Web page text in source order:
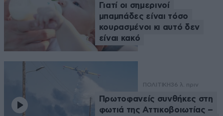
Γιατί οι σημερινοί
μπαμπάδες είναι τόσο
κουρασμένοι κι αυτό δεν
είναι κακό
ΠΟΛΙΤΙΚΗ36 λ. πριν
Πρωτοφανείς συνθήκες στη
φωτιά της Αττικοβοιωτίας –